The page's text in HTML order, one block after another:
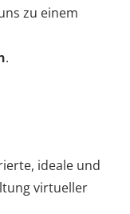
zu einem
.
ideale und
virtueller